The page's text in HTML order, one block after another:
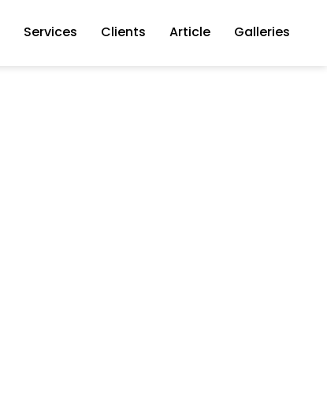
Services Clients Article Galleries